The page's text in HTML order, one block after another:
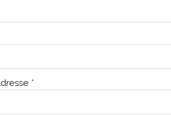
*